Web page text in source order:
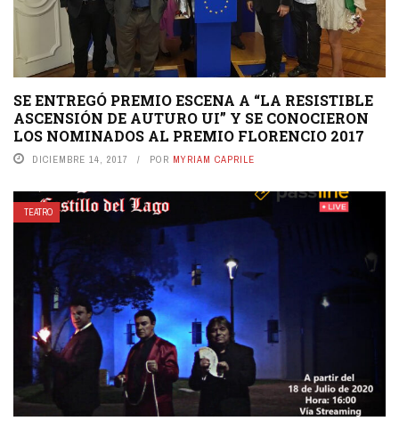
SE ENTREGÓ PREMIO ESCENA A “LA RESISTIBLE
ASCENSIÓN DE AUTURO UI” Y SE CONOCIERON
LOS NOMINADOS AL PREMIO FLORENCIO 2017
DICIEMBRE 14, 2017 POR MYRIAM CAPRILE
TEATRO